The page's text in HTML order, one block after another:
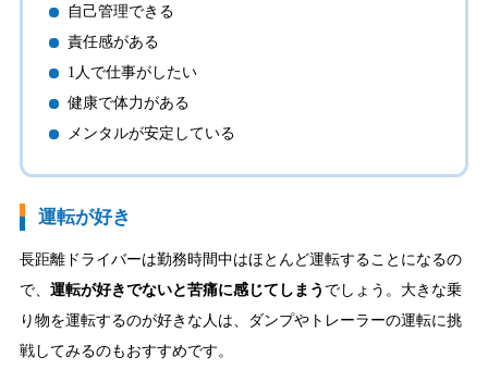
自己管理できる
責任感がある
1人で仕事がしたい
健康で体力がある
メンタルが安定している
運転が好き
長距離ドライバーは勤務時間中はほとんど運転することになるの
で、 運転が好きでないと苦痛に感じてしまう でしょう。大きな乗
り物を運転するのが好きな人は、ダンプやトレーラーの運転に挑
戦してみるのもおすすめです。